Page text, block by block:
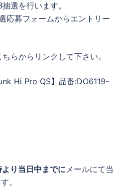
選を行います。
応募フォームからエントリー
らからリンクして下さい。
Hi Pro QS】品番:DO6119-
り当日中までにメールにて当
。